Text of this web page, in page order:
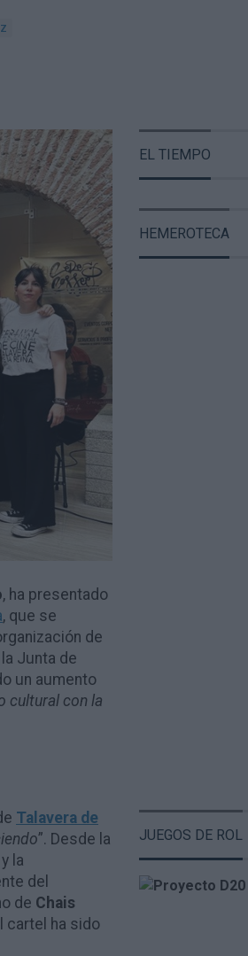
, ha presentado
, que se
de
Junta de
un aumento
cultural con la
Talavera de
”. Desde la
la
del
de Chais
cartel ha sido
EL TIEMPO
HEMEROTECA
JUEGOS DE ROL